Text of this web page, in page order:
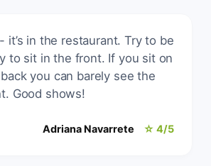
it’s in the restaurant. Try to be
to sit in the front. If you sit on
you can barely see the
Good shows!
Adriana Navarrete ☆ 4/5